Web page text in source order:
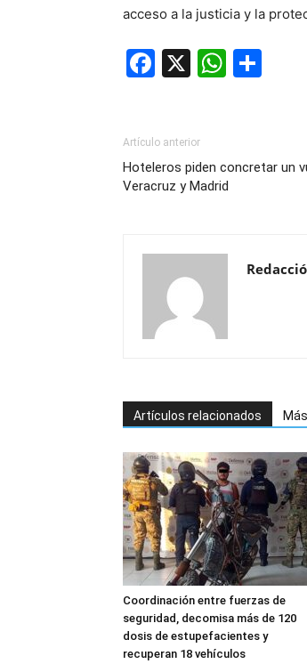
acceso a la justicia y la
Facebook
X
Artículo anterior
Hoteleros piden concretar un
Veracruz y Madrid
Artículos relacionados
Coordinación entre fuerzas de
seguridad, decomisa más de 120
dosis de estupefacientes y
recuperan 18 vehículos